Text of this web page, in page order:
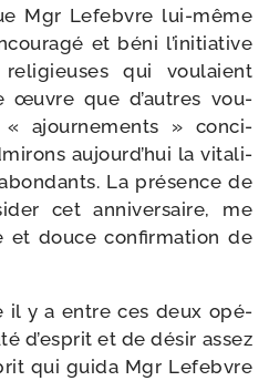
Mgr Lefebvre lui-​même
et béni l’initiative
qui vou­laient
œuvre que d’autres vou­
« ajour­ne­ments » conci­
aujourd’hui la vita­li­
La pré­sence de
cet anni­ver­saire, me
douce confir­ma­tion de
il y a entre ces deux opé­
d’esprit et de désir assez
qui gui­da Mgr Lefebvre